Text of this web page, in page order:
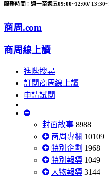
服務時間：週一至週五09:00~12:00/
商周.com
商周線上讀
進階搜尋
訂閱商周線上讀
申請試閱
封面故事 8988
商周專欄 10109
特別企劃 1968
特別報導 1049
人物報導 3144